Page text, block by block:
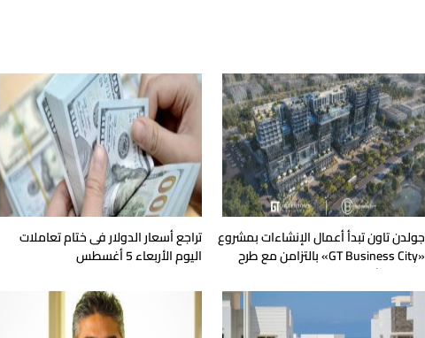
جولدن تاون تبدأ أعمال الإنشاءات بمشروع
«GT Business City» بالتزامن مع طرح
المرحلة الأولى للبيع
تراجع أسعار الدولار فى ختام تعاملات
اليوم الأربعاء 5 أغسطس